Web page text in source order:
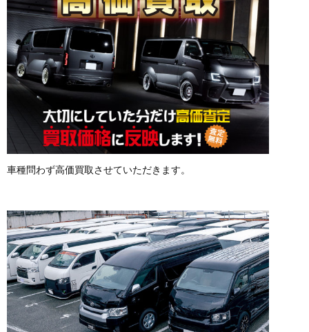
車種問わず高価買取させていただきます。